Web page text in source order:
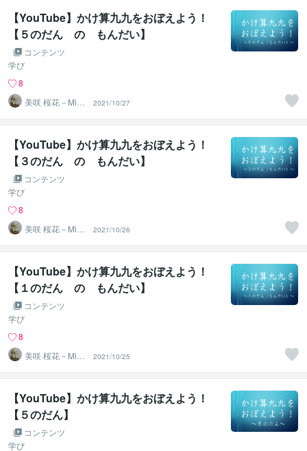
【YouTube】かけ算九九をおぼえよう！
【５のだん の もんだい】
コンテンツ
学び
8
美咲 桜花－Misa
ki Ohka－
2021/10/27
【YouTube】かけ算九九をおぼえよう！
【３のだん の もんだい】
コンテンツ
学び
8
美咲 桜花－Misa
ki Ohka－
2021/10/26
【YouTube】かけ算九九をおぼえよう！
【１のだん の もんだい】
コンテンツ
学び
8
美咲 桜花－Misa
ki Ohka－
2021/10/25
【YouTube】かけ算九九をおぼえよう！
【５のだん】
コンテンツ
学び